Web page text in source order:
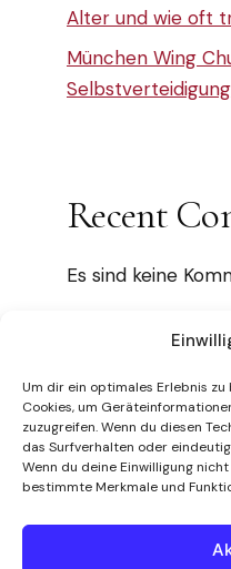
Um dir ein optimales Erlebnis
Cookies, um
zuzugreifen. Wenn du diesen
das Surfverhalten oder
Wenn du deine Einwilligung
bestimmte Merkmale und
Alter und wie oft
München Wing
Recent
Es sind keine
Impressum AGB
© Martial Arts